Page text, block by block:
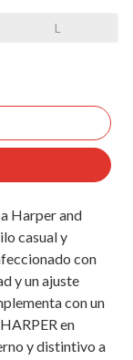
L
Harper and
casual y
con
y un ajuste
con un
en
y distintivo a